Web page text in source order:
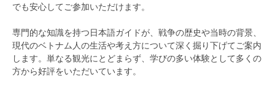
でも安心してご参加いただけます。
専門的な知識を持つ日本語ガイドが、戦争の歴史や当時の背景、
現代のベトナム人の生活や考え方について深く掘り下げてご案内
します。単なる観光にとどまらず、学びの多い体験として多くの
方から好評をいただいています。